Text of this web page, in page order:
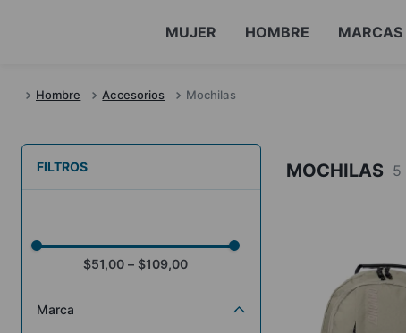
MUJER HOMBRE MARCAS
Hombre Accesorios Mochilas
FILTROS
Marca
$51,00 – $109,00
MOCHILAS 5